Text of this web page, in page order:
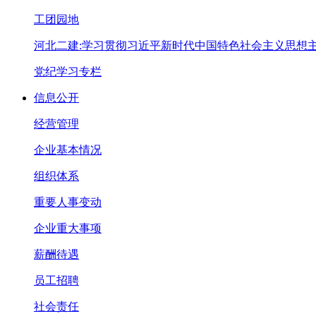
工团园地
河北二建:学习贯彻习近平新时代中国特色社会主义思想
党纪学习专栏
信息公开
经营管理
企业基本情况
组织体系
重要人事变动
企业重大事项
薪酬待遇
员工招聘
社会责任